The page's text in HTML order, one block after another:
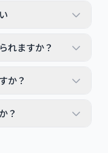
れますか？
か？
？